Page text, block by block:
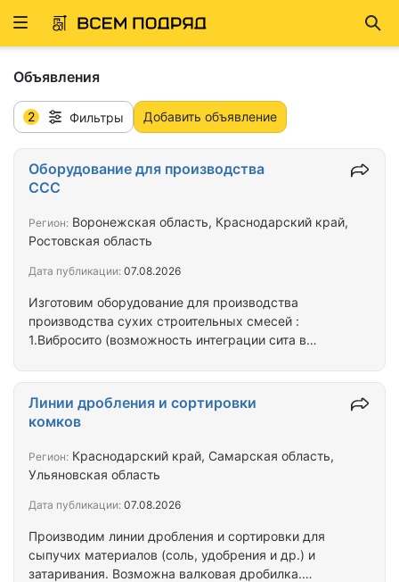
Развернуть
Объявления
2 Фильтры Добавить объявление
Изготовим оборудование для производства
производства сухих строительных смесей :
1.Вибросито (возможность интеграции сита в
ленточные, нория 4.Силосы для сырья 5.Дозаторы
6.Смеситель 7.Фасовка( затариватель в мешки или
Coбствeннoе производcтво вcех узлoв, шеф-
монтаж, техподдержка. Различная комплектация
Производство и…
Оборудование для производства
ССС
Регион: Воронежская область, Краснодарский край,
Ростовская область
Дата публикации: 07.08.2026
Производим линии дробления и сортировки для
сыпучих материалов (соль, удобрения и др.) и
затаривания. Возможна валковая дробилка.
Линии дробления и сортировки
комков
Регион: Краснодарский край, Самарская область,
Ульяновская область
Дата публикации: 07.08.2026